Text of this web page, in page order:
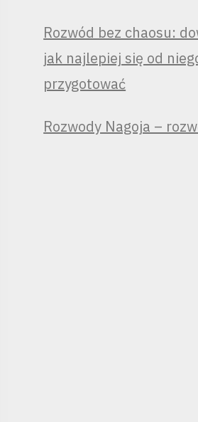
Rozwód bez chaosu:
jak najlepiej się od
przygotować
Rozwody Nagoja –